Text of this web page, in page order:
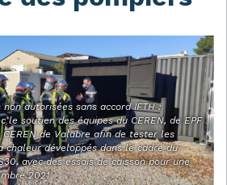
autorisées sans accord IFTH :
le soutien des équipes du CEREN, de EPF
CEREN de Valabre afin de tester les
développés dans le cadre du
avec des essais de caisson pour une
2021